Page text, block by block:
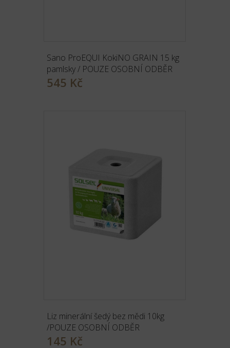
Sano ProEQUI KokiNO GRAIN 15 kg
pamlsky / POUZE OSOBNÍ ODBĚR
545 Kč
Liz minerální šedý bez mědi 10kg
/POUZE OSOBNÍ ODBĚR
145 Kč